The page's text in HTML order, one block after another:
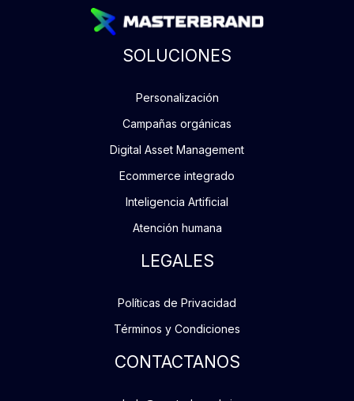
SOLUCIONES
Personalización
Campañas orgánicas
Digital Asset Management
Ecommerce integrado
Inteligencia Artificial
Atención humana
LEGALES
Políticas de Privacidad
Términos y Condiciones
CONTACTANOS